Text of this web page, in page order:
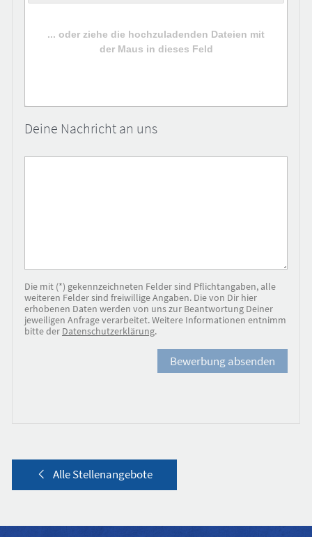
Deine Nachricht an uns
Die mit (*) gekennzeichneten Felder sind Pflichtangaben, alle
weiteren Felder sind freiwillige Angaben. Die von Dir hier
erhobenen Daten werden von uns zur Beantwortung Deiner
jeweiligen Anfrage verarbeitet. Weitere Informationen entnimm
bitte der Datenschutzerklärung.
Bewerbung absenden
Alle Stellenangebote